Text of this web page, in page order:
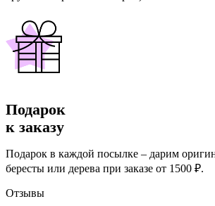
Подарок
к заказу
Подарок в каждой посылке – дарим
бересты или дерева при заказе от 1500 ₽.
Отзывы